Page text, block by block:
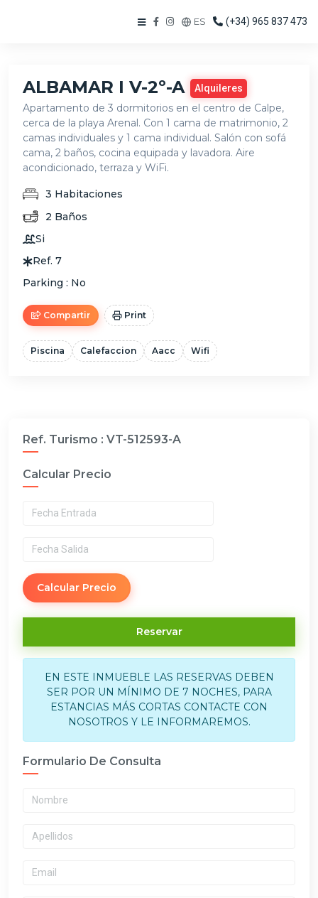
ES (+34) 965 837 473
ALBAMAR I V-2º-A Alquileres
Apartamento de 3 dormitorios en el centro de Calpe,
cerca de la playa Arenal. Con 1 cama de matrimonio, 2
camas individuales y 1 cama individual. Salón con sofá
cama, 2 baños, cocina equipada y lavadora. Aire
acondicionado, terraza y WiFi.
3 Habitaciones
2 Baños
Si
Ref. 7
Parking : No
Compartir Print
Piscina Calefaccion Aacc Wifi
Ref. Turismo : VT-512593-A
Calcular Precio
Calcular Precio
Reservar
EN ESTE INMUEBLE LAS RESERVAS DEBEN
SER POR UN MÍNIMO DE 7 NOCHES, PARA
ESTANCIAS MÁS CORTAS CONTACTE CON
NOSOTROS Y LE INFORMAREMOS.
Formulario De Consulta